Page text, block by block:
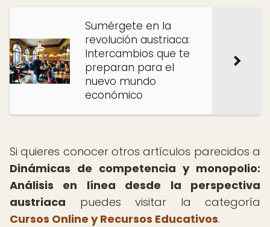
Sumérgete en la
revolución austriaca:
Intercambios que te
preparan para el
nuevo mundo
económico
Si quieres conocer otros artículos parecidos a
Dinámicas de competencia y monopolio:
Análisis en línea desde la perspectiva
austriaca puedes visitar la categoría
Cursos Online y Recursos Educativos.